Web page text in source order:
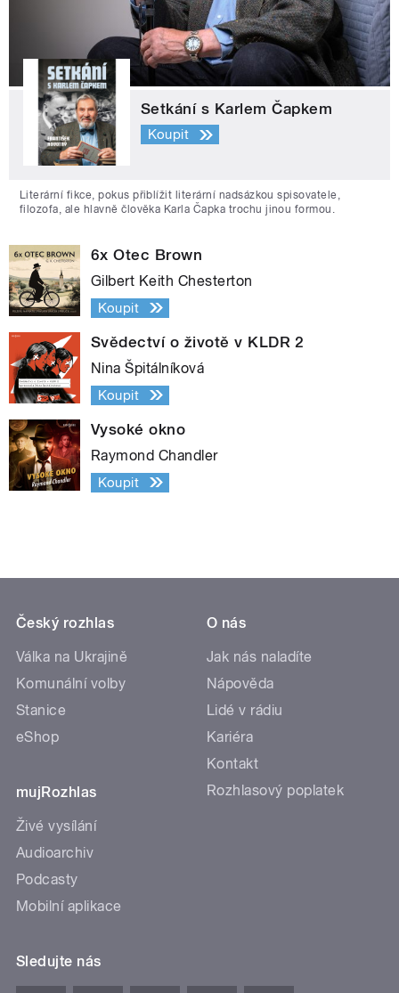
Setkání s Karlem Čapkem
Koupit
Literární fikce, pokus přiblížit literární nadsázkou spisovatele,
filozofa, ale hlavně člověka Karla Čapka trochu jinou formou.
6x Otec Brown
Gilbert Keith Chesterton
Koupit
Svědectví o životě v KLDR 2
Nina Špitálníková
Koupit
Vysoké okno
Raymond Chandler
Koupit
Český rozhlas
Válka na Ukrajině
Komunální volby
Stanice
eShop
mujRozhlas
Živé vysílání
Audioarchiv
Podcasty
Mobilní aplikace
O nás
Jak nás naladíte
Nápověda
Lidé v rádiu
Kariéra
Kontakt
Rozhlasový poplatek
Sledujte nás